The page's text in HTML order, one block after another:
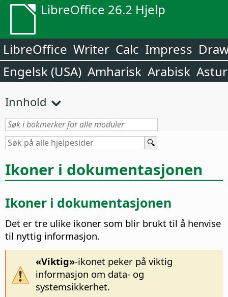
LibreOffice 26.2 Hjelp
LibreOffice Writer Calc Impress
Engelsk (USA) Amharisk Arabisk
Innhold
Ikoner i dokumentasjonen
Ikoner i dokumentasjonen
Det er tre ulike ikoner som blir brukt til å henvise
til nyttig informasjon.
«Viktig»-ikonet peker på viktig
informasjon om data- og
systemsikkerhet.